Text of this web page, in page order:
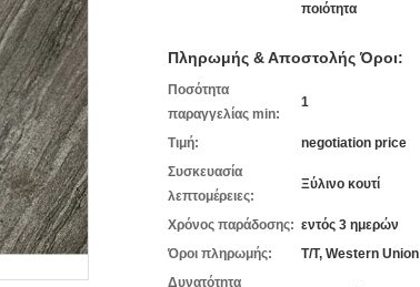
ποιότητα
Πληρωμής & Αποστολής Όροι:
Ποσότητα
παραγγελίας min:
1
Τιμή:
negotiation price
Συσκευασία
λεπτομέρειες:
Ξύλινο κουτί
Χρόνος παράδοσης: εντός 3 ημερών
Όροι πληρωμής:
T/T, Western Union
Δυνατότητα